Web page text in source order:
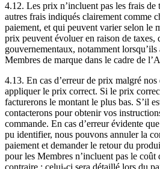
4.12. Les prix n’incluent pas les frais
autres frais indiqués clairement comme
paiement, et qui peuvent varier selon le
prix peuvent évoluer en raison de taxes,
gouvernementaux, notamment
Membres de marque dans le cadre de
4.13. En cas d’erreur de prix malgré
appliquer le prix correct. Si le prix
facturerons le montant le plus bas. S’il
contacterons pour obtenir vos
commande. En cas d’erreur évidente
pu identifier, nous pouvons annuler la
paiement et demander le retour du
pour les Membres n’incluent pas le coût
contraire ; celui-ci sera détaillé lors du